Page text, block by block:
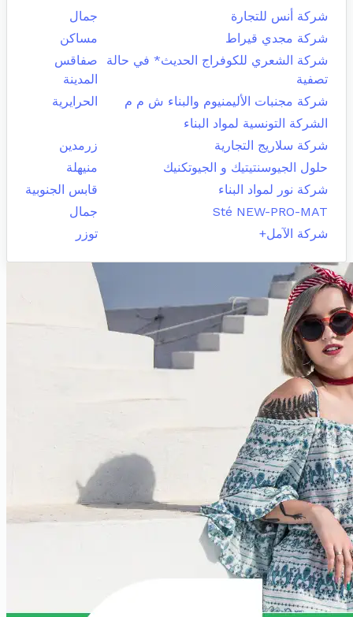
شركة أنس للتجارة
جمال
شركة مجدي قيراط
مساكن
شركة الشعري للكوفراج الحديث* في حالة
تصفية
صفاقس
المدينة
شركة مجنبات الأليمنيوم والبناء ش م م
الحرايرية
الشركة التونسية لمواد البناء
شركة سلاريج التجارية
زرمدين
حلول الجيوسنتيتيك و الجيوتكنيك
منيهلة
شركة نور لمواد البناء
قابس الجنوبية
Sté NEW-PRO-MAT
جمال
شركة الآمل+
توزر